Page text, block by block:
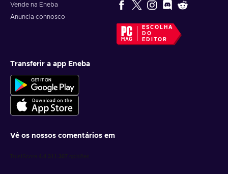
Vende na Eneba
Anuncia connosco
ESCOLHA
DO
EDITOR
Transferir a app Eneba
Vê os nossos comentários em